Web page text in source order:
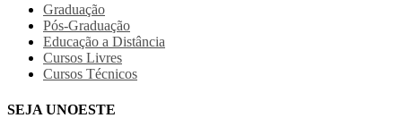
Graduação
Pós-Graduação
Educação a Distância
Cursos Livres
Cursos Técnicos
SEJA UNOESTE